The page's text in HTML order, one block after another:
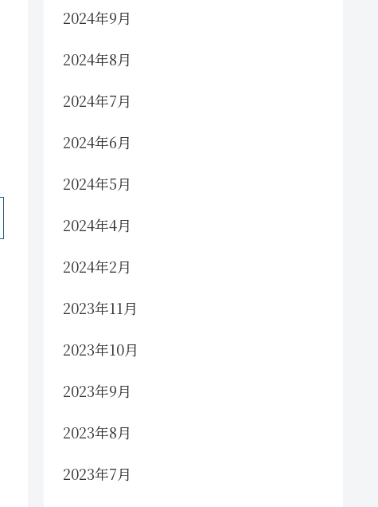
2024年9月
2024年8月
2024年7月
2024年6月
2024年5月
2024年4月
2024年2月
2023年11月
2023年10月
2023年9月
2023年8月
2023年7月